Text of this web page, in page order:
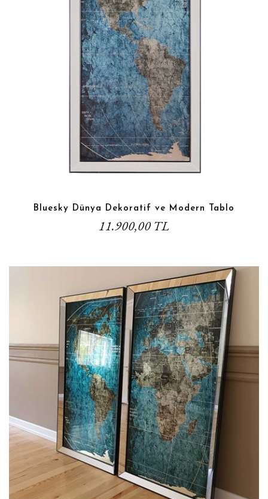
Bluesky Dünya Dekoratif ve Modern Tablo
11.900,00 TL